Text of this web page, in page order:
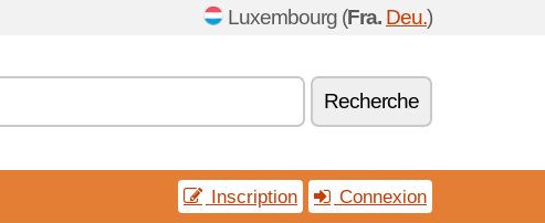
Luxembourg (Fra. Deu.)
Recherche
Inscription Connexion